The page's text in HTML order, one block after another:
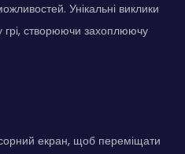
Унікальні виклики
створюючи захоплюючу
екран, щоб переміщати